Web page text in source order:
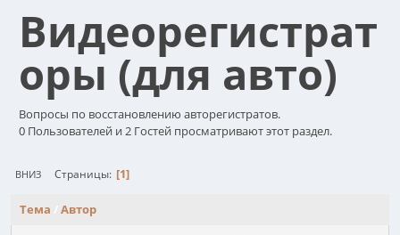
Видеорегистрат
оры (для авто)
Вопросы по восстановлению авторегистратов.
0 Пользователей и 2 Гостей просматривают этот раздел.
ВНИЗ Страницы 1
Тема
Автор